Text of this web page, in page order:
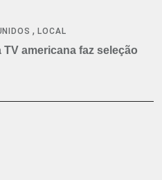
,LOCAL
americana faz seleção